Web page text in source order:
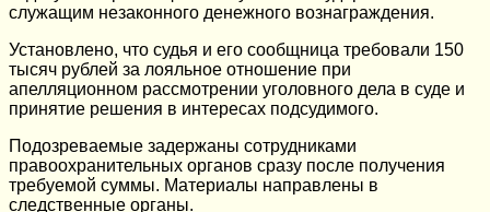
служащим незаконного денежного вознаграждения.
Установлено, что судья и его сообщница требовали 150
тысяч рублей за лояльное отношение при
апелляционном рассмотрении уголовного дела в суде и
принятие решения в интересах подсудимого.
Подозреваемые задержаны сотрудниками
правоохранительных органов сразу после получения
требуемой суммы. Материалы направлены в
следственные органы.